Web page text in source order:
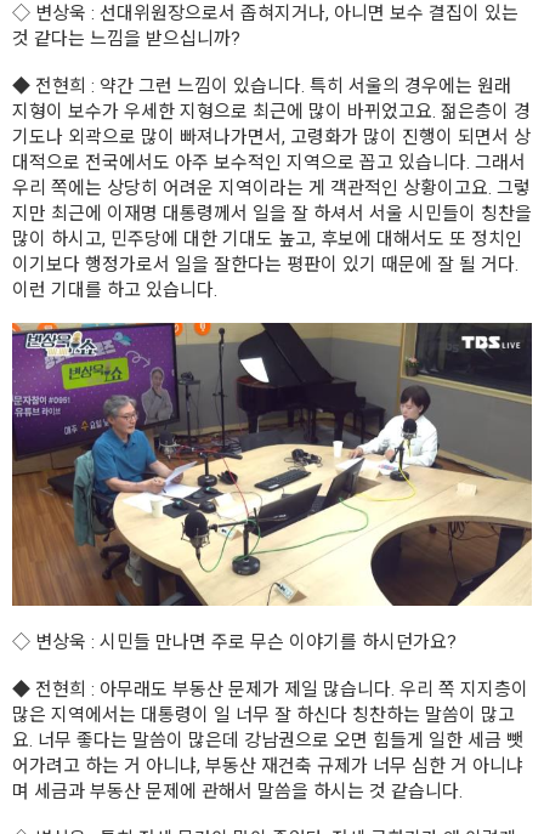
◇ 변상욱 : 선대위원장으로서 좁혀지거나, 아니면 보수 결집이 있는
것 같다는 느낌을 받으십니까?
◆ 전현희 : 약간 그런 느낌이 있습니다. 특히 서울의 경우에는 원래
지형이 보수가 우세한 지형으로 최근에 많이 바뀌었고요. 젊은층이 경
기도나 외곽으로 많이 빠져나가면서, 고령화가 많이 진행이 되면서 상
대적으로 전국에서도 아주 보수적인 지역으로 꼽고 있습니다. 그래서
우리 쪽에는 상당히 어려운 지역이라는 게 객관적인 상황이고요. 그렇
지만 최근에 이재명 대통령께서 일을 잘 하셔서 서울 시민들이 칭찬을
많이 하시고, 민주당에 대한 기대도 높고, 후보에 대해서도 또 정치인
이기보다 행정가로서 일을 잘한다는 평판이 있기 때문에 잘 될 거다.
이런 기대를 하고 있습니다.
◇ 변상욱 : 시민들 만나면 주로 무슨 이야기를 하시던가요?
◆ 전현희 : 아무래도 부동산 문제가 제일 많습니다. 우리 쪽 지지층이
많은 지역에서는 대통령이 일 너무 잘 하신다 칭찬하는 말씀이 많고
요. 너무 좋다는 말씀이 많은데 강남권으로 오면 힘들게 일한 세금 뺏
어가려고 하는 거 아니냐, 부동산 재건축 규제가 너무 심한 거 아니냐
며 세금과 부동산 문제에 관해서 말씀을 하시는 것 같습니다.